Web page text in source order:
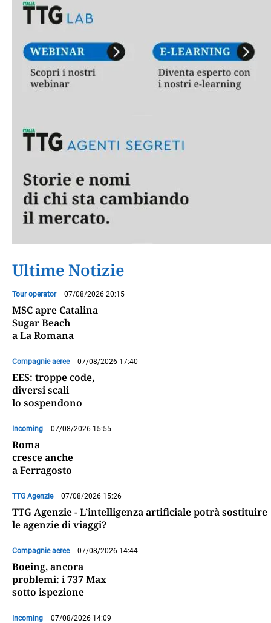
Ultime Notizie
Tour operator 07/08/2026 20:15
MSC apre Catalina
Sugar Beach
a La Romana
Compagnie aeree 07/08/2026 17:40
EES: troppe code,
diversi scali
lo sospendono
Incoming 07/08/2026 15:55
Roma
cresce anche
a Ferragosto
TTG Agenzie 07/08/2026 15:26
TTG Agenzie - L’intelligenza artificiale potrà sostituire
le agenzie di viaggi?
Compagnie aeree 07/08/2026 14:44
Boeing, ancora
problemi: i 737 Max
sotto ispezione
Incoming 07/08/2026 14:09